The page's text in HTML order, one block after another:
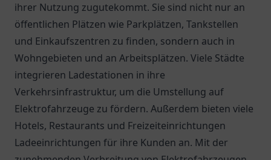
ihrer Nutzung zugutekommt. Sie sind nicht nur an
öffentlichen Plätzen wie Parkplätzen, Tankstellen
und Einkaufszentren zu finden, sondern auch in
Wohngebieten und an Arbeitsplätzen. Viele Städte
integrieren Ladestationen in ihre
Verkehrsinfrastruktur, um die Umstellung auf
Elektrofahrzeuge zu fördern. Außerdem bieten viele
Hotels, Restaurants und Freizeiteinrichtungen
Ladeeinrichtungen für ihre Kunden an. Mit der